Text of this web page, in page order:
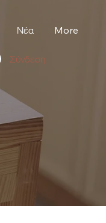
Νέα More
Σύνδεση